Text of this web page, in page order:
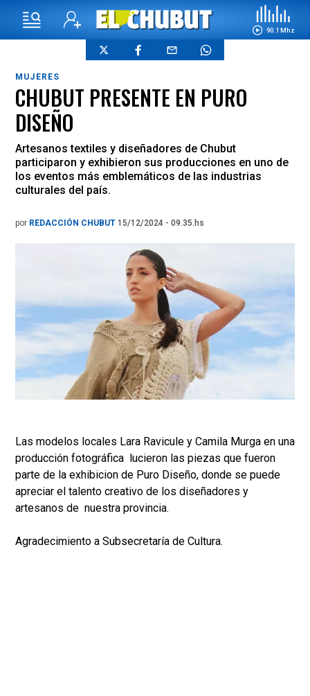
90.1 Mhz
MUJERES
CHUBUT PRESENTE EN PURO
DISEÑO
Artesanos textiles y diseñadores de Chubut
participaron y exhibieron sus producciones en uno de
los eventos más emblemáticos de las industrias
culturales del país.
por REDACCIÓN CHUBUT 15/12/2024 - 09.35.hs
Las modelos locales Lara Ravicule y Camila Murga en una
producción fotográfica lucieron las piezas que fueron
parte de la exhibicion de Puro Diseño, donde se puede
apreciar el talento creativo de los diseñadores y
artesanos de nuestra provincia.
Agradecimiento a Subsecretaría de Cultura.